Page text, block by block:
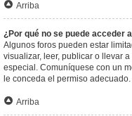
Arriba
¿Por qué no se puede acceder
Algunos foros pueden estar
visualizar, leer, publicar o llevar
especial. Comuníquese con un
le conceda el permiso adecuado.
Arriba